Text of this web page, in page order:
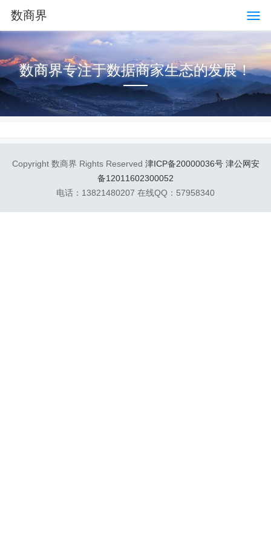
数商界
数商界专注于数据商家生态的发展！
Copyright 数商界 Rights Reserved 津ICP备20000036号 津公网安
备12011602300052
电话：13821480207 在线QQ：57958340